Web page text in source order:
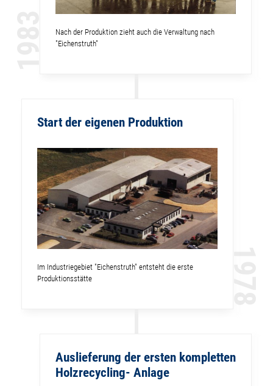
Nach der Produktion zieht auch die Verwaltung nach
"Eichenstruth"
Start der eigenen Produktion
Im Industriegebiet "Eichenstruth" entsteht die erste
Produktionsstätte
Auslieferung der ersten kompletten
Holzrecycling- Anlage